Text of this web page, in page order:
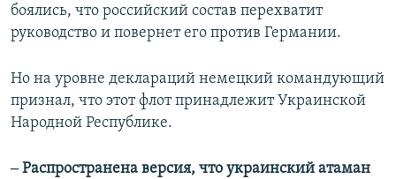
боялись, что российский состав перехватит
руководство и повернет его против Германии.
Но на уровне деклараций немецкий командующий
признал, что этот флот принадлежит Украинской
Народной Республике.
‒ Распространена версия, что украинский атаман